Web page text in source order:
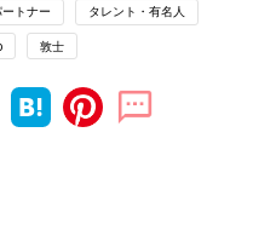
トナー タレント・有名人
敦士